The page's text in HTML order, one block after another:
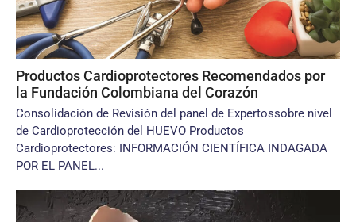
Productos Cardioprotectores Recomendados por
la Fundación Colombiana del Corazón
Consolidación de Revisión del panel de Expertossobre nivel
de Cardioprotección del HUEVO Productos
Cardioprotectores: INFORMACIÓN CIENTÍFICA INDAGADA
POR EL PANEL...